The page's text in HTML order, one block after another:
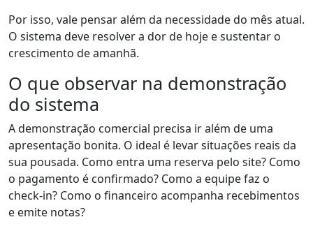
Por isso, vale pensar além da necessidade do mês atual.
O sistema deve resolver a dor de hoje e sustentar o
crescimento de amanhã.
O que observar na demonstração
do sistema
A demonstração comercial precisa ir além de uma
apresentação bonita. O ideal é levar situações reais da
sua pousada. Como entra uma reserva pelo site? Como
o pagamento é confirmado? Como a equipe faz o
check-in? Como o financeiro acompanha recebimentos
e emite notas?